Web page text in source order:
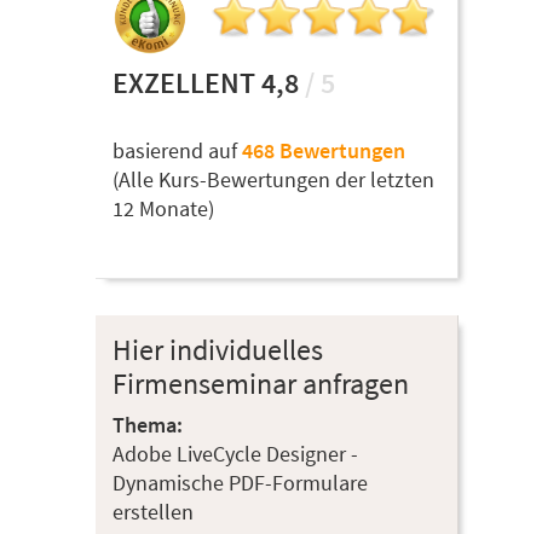
EXZELLENT 4,8 / 5
basierend auf468 Bewertungen
(Alle Kurs-Bewertungen der letzten
12 Monate)
Hier individuelles
Firmenseminar anfragen
Thema:
Adobe LiveCycle Designer -
Dynamische PDF-Formulare
erstellen